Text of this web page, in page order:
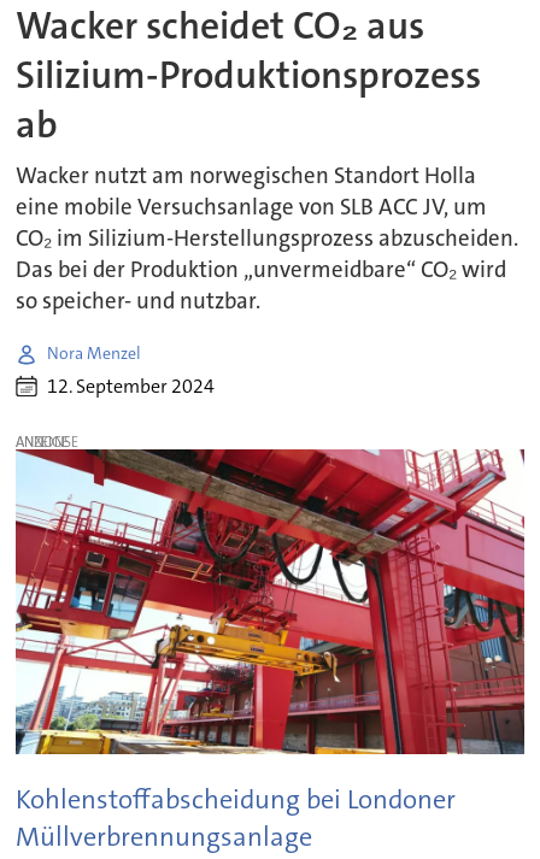
Wacker scheidet CO₂ aus
Silizium-Produktionsprozess
ab
Wacker nutzt am norwegischen Standort Holla
eine mobile Versuchsanlage von SLB ACC JV, um
CO₂ im Silizium-Herstellungsprozess abzuscheiden.
Das bei der Produktion „unvermeidbare“ CO₂ wird
so speicher- und nutzbar.
Nora Menzel
12. September 2024
ANZEIGE
Kohlenstoffabscheidung bei Londoner
Müllverbrennungsanlage